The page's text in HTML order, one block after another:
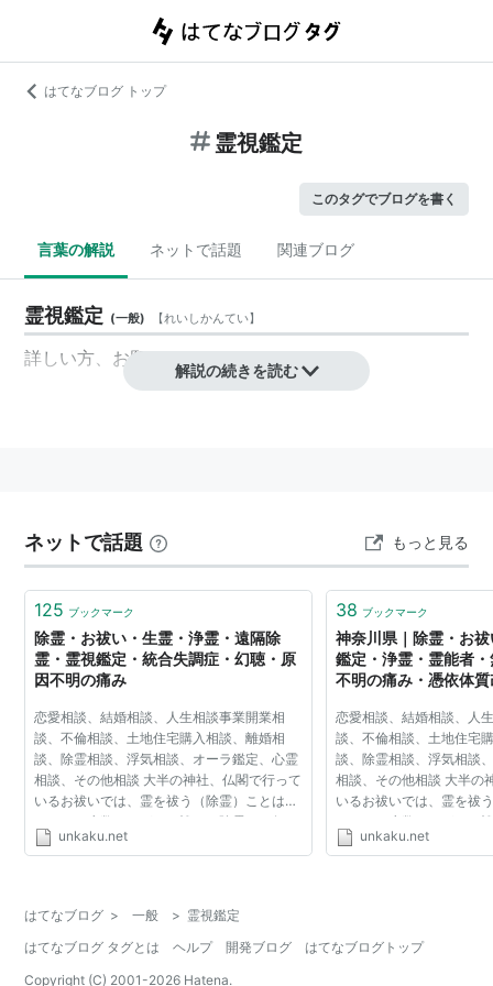
はてなブログ トップ
霊視鑑定
このタグでブログを書く
言葉の解説 ネットで話題 関連ブログ
霊視鑑定 (一般) 【れいしかんてい】
詳しい方、お願いします。
解説の続きを読む
ネットで話題 もっと見る
125 ブックマーク
除霊・お祓い・生霊・浄霊・遠隔除
霊・霊視鑑定・統合失調症・幻聴・原
因不明の痛み
恋愛相談、結婚相談、人生相談事業開業相
談、不倫相談、土地住宅購入相談、離婚相
談、除霊相談、浮気相談、オーラ鑑定、心霊
相談、その他相談 大半の神社、仏閣で行って
いるお祓いでは、霊を祓う（除霊）ことはで
きせん。少数ですが、お祓い（除霊）を行っ
ているところもあります。 祈願、祈祷、護摩
unkaku.net
38 ブックマーク
神奈川県｜除霊・お
鑑定・浄霊・霊能者
不明の痛み・憑依体
ストーン・結界を張
霊師・心霊現象・遠
除霊・悪霊・お払い
聴・不眠・睡魔・原
家・金縛り、奇病、
符・お札・呪詛・龍
リチュアル・心霊相談
恋愛相談、結婚相談、人
談、不倫相談、土地住宅
談、除霊相談、浮気相談
相談、その他相談 大半の
いるお祓いでは、霊を祓
きせん。少数ですが、お
ているところもあります
unkaku.net
はてなブログ > 一般 > 霊視鑑定
はてなブログ タグとは
ヘルプ 開発ブログ
はてなブログトップ
Copyright (C) 2001-2026 Hatena.